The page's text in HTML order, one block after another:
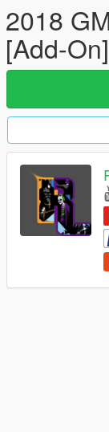
2018
[Add-On]